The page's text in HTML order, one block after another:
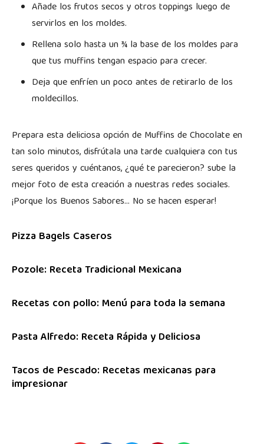
Añade los frutos secos y otros toppings luego de
servirlos en los moldes.
Rellena solo hasta un ¾ la base de los moldes para
que tus muffins tengan espacio para crecer.
Deja que enfríen un poco antes de retirarlo de los
moldecillos.
Prepara esta deliciosa opción de Muffins de Chocolate en
tan solo minutos, disfrútala una tarde cualquiera con tus
seres queridos y cuéntanos, ¿qué te parecieron? sube la
mejor foto de esta creación a nuestras redes sociales.
¡Porque los Buenos Sabores… No se hacen esperar!
Pizza Bagels Caseros
Pozole: Receta Tradicional Mexicana
Recetas con pollo: Menú para toda la semana
Pasta Alfredo: Receta Rápida y Deliciosa
Tacos de Pescado: Recetas mexicanas para
impresionar